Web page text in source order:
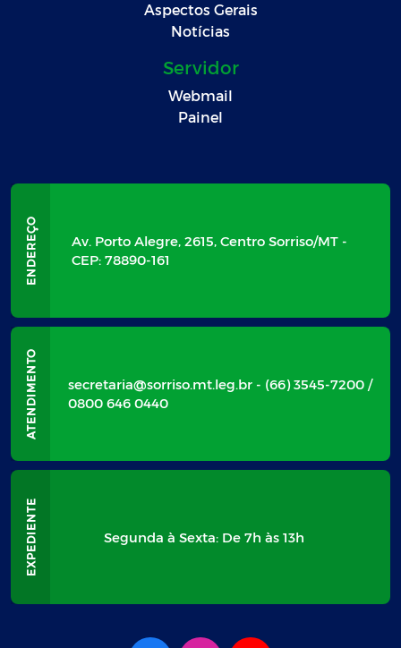
Aspectos Gerais
Notícias
Servidor
Webmail
Painel
Av. Porto Alegre, 2615, Centro Sorriso/MT -
CEP: 78890-161
secretaria@sorriso.mt.leg.br - (66) 3545-7200 /
0800 646 0440
Segunda à Sexta: De 7h às 13h